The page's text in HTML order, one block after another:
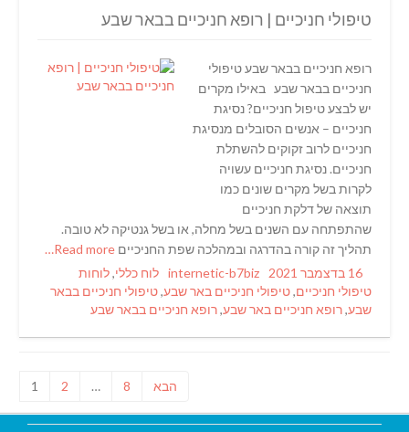
טיפולי חניכיים | רופא חניכיים בבאר שבע
רופא חניכיים בבאר שבע טיפולי
חניכיים בבאר שבע באילו מקרים
יש לבצע טיפול חניכיים? נסיגת
חניכיים – אנשים הסובלים מנסיגת
חניכיים לרוב זקוקים להשתלת
חניכיים. נסיגת חניכיים עשויה
לקרות בשל מקרים שונים כמו
תוצאה של דלקת חניכיים
שהתפתחה עם השנים בשל מחלה, או בשל גנטיקה לא טובה.
תהליך זה קורה בהדרגה ובמהלכה שפת החניכיים
Posted
on
16 בדצמבר 2021 Author
internetic-b7biz
Categories
לוח כללי,לוחות
טיפולי חניכיים,טיפולי חניכיים באר שבע,טיפולי חניכיים בבאר
שבע,רופא חניכיים באר שבע,רופא חניכיים בבאר שבע
1 2 … 8 הבא